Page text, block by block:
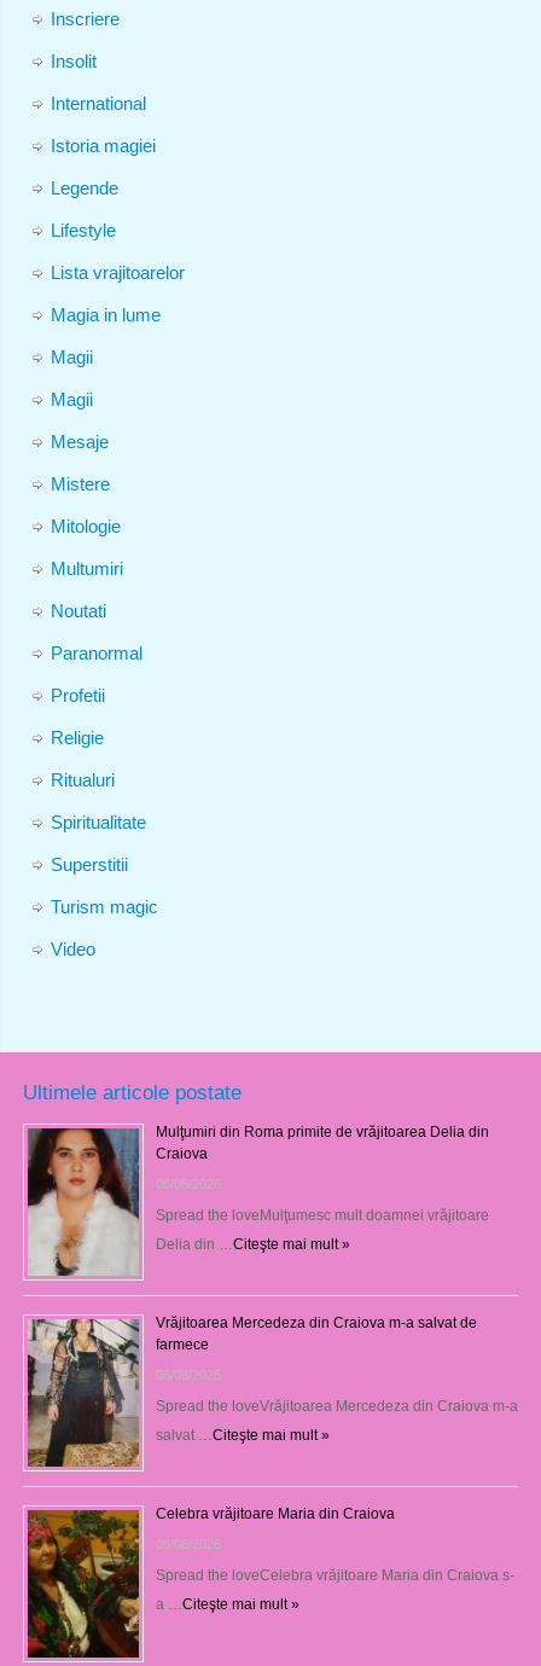
Inscriere
Insolit
International
Istoria magiei
Legende
Lifestyle
Lista vrajitoarelor
Magia in lume
Magii
Magii
Mesaje
Mistere
Mitologie
Multumiri
Noutati
Paranormal
Profetii
Religie
Ritualuri
Spiritualitate
Superstitii
Turism magic
Video
Ultimele articole postate
Mulţumiri din Roma primite de vrăjitoarea Delia din
Craiova
06/08/2026
Spread the loveMulţumesc mult doamnei vrăjitoare
Delia din …Citeşte mai mult »
Vrăjitoarea Mercedeza din Craiova m-a salvat de
farmece
06/08/2026
Spread the loveVrăjitoarea Mercedeza din Craiova m-a
salvat …Citeşte mai mult »
Celebra vrăjitoare Maria din Craiova
06/08/2026
Spread the loveCelebra vrăjitoare Maria din Craiova s-
a …Citeşte mai mult »